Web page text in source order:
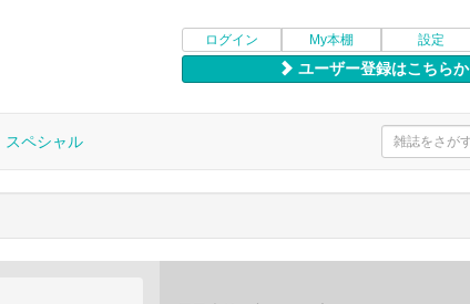
ログイン My本棚 設定
ユーザー登録はこちら
スペシャル